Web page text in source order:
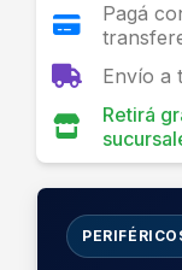
Pagá
Envío a
Retirá